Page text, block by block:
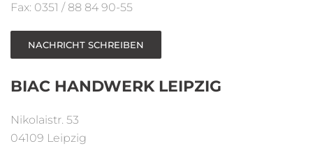
Fax: 0351 / 88 84 90-55
NACHRICHT SCHREIBEN
BIAC HANDWERK LEIPZIG
Nikolaistr. 53
04109 Leipzig